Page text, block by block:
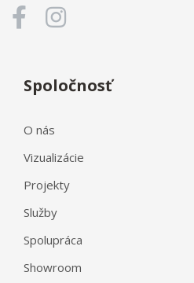
Spoločnosť
O nás
Vizualizácie
Projekty
Služby
Spolupráca
Showroom